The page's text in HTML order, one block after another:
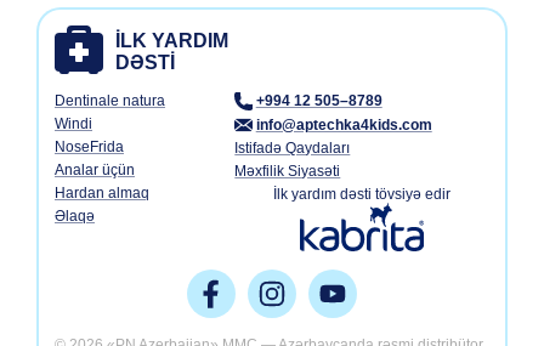
Dentinale natura
Windi
NoseFrida
Analar üçün
Hardan almaq
Əlaqə
Istifadə Qaydaları
Məxfilik Siyasəti
+994 12 505–8789
info@aptechka4kids.com
İlk yardım dəsti tövsiyə edir